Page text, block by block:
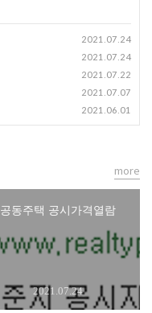
2021.07.24
2021.07.24
2021.07.22
2021.07.07
2021.06.01
공동주택 공시가격열람
2021.07.24
more